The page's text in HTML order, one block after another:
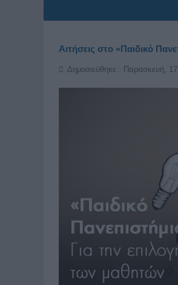
Αιτήσεις στο «Παιδικό
Δημοσιεύθηκε : Παρασκευή,